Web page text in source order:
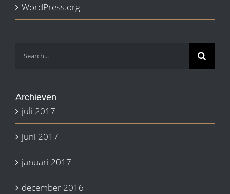
WordPress.org
Archieven
juli 2017
juni 2017
januari 2017
december 2016